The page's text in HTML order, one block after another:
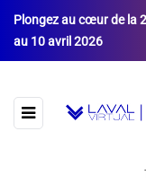
Plongez au cœur de la
au 10 avril 2026